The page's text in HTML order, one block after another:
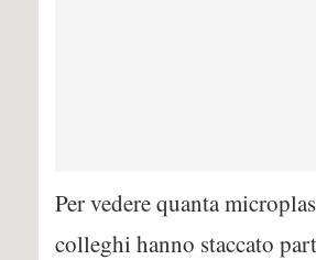
Per vedere quanta
colleghi hanno staccato